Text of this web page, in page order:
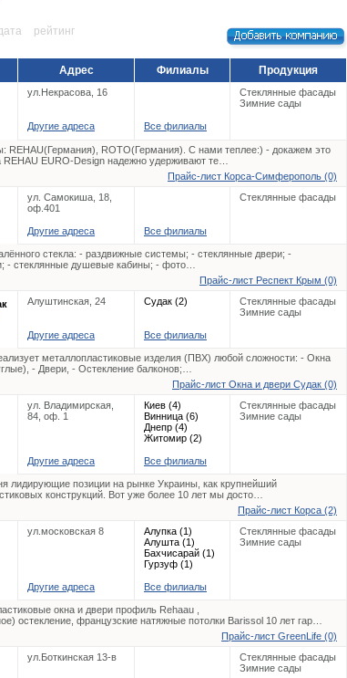
рейтинг
Адрес Филиалы
Продукция
ул.Некрасова, 16
Стеклянные фасады
Зимние сады
Другие адреса Все филиалы
REHAU(Германия), ROTO(Германия). С нами теплее:) - докажем это
REHAU EURO-Design надежно удерживают те…
Прайс-лист Корса-Симферополь (0)
ул. Самокиша, 18,
оф.401
Стеклянные фасады
Другие адреса Все филиалы
стекла: - раздвижные системы; - стеклянные двери; -
- стеклянные душевые кабины; - фото…
Прайс-лист Респект Крым (0)
Алуштинская, 24 Судак (2)
Стеклянные фасады
Зимние сады
Другие адреса Все филиалы
металлопластиковые изделия (ПВХ) любой сложности: - Окна
- Двери, - Остекление балконов;…
Прайс-лист Окна и двери Судак (0)
ул. Владимирская,
84, оф. 1
Киев (4)
Винница (6)
Днепр (4)
Житомир (2)
Стеклянные фасады
Зимние сады
Другие адреса Все филиалы
лидирующие позиции на рынке Украины, как крупнейший
конструкций. Вот уже более 10 лет мы досто…
Прайс-лист Корса (2)
ул.московская 8
Алупка (1)
Алушта (1)
Бахчисарай (1)
Гурзуф (1)
Стеклянные фасады
Зимние сады
Другие адреса Все филиалы
окна и двери профиль Rehaau ,
остекление, французские натяжные потолки Barissol 10 лет гар…
Прайс-лист GreenLife (0)
ул.Боткинская 13-в
Стеклянные фасады
Зимние сады